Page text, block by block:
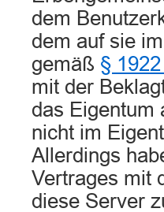
dem
dem auf sie
gemäß §
mit der
das Eigentum
nicht im
Allerdings
Vertrages mit
diese Server